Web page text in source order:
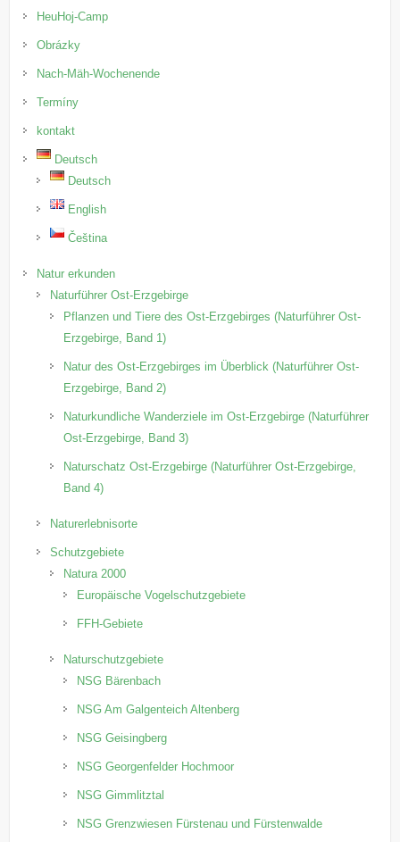
HeuHoj-Camp
Obrázky
Nach-Mäh-Wochenende
Termíny
kontakt
Deutsch
Deutsch
English
Čeština
Natur erkunden
Naturführer Ost-Erzgebirge
Pflanzen und Tiere des Ost-Erzgebirges (Naturführer Ost-
Erzgebirge, Band 1)
Natur des Ost-Erzgebirges im Überblick (Naturführer Ost-
Erzgebirge, Band 2)
Naturkundliche Wanderziele im Ost-Erzgebirge (Naturführer
Ost-Erzgebirge, Band 3)
Naturschatz Ost-Erzgebirge (Naturführer Ost-Erzgebirge,
Band 4)
Naturerlebnisorte
Schutzgebiete
Natura 2000
Europäische Vogelschutzgebiete
FFH-Gebiete
Naturschutzgebiete
NSG Bärenbach
NSG Am Galgenteich Altenberg
NSG Geisingberg
NSG Georgenfelder Hochmoor
NSG Gimmlitztal
NSG Grenzwiesen Fürstenau und Fürstenwalde